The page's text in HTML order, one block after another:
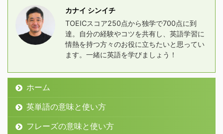
カナイ シンイチ
TOEICスコア250点から独学で700点に到
達。自分の経験やコツを共有し、英語学習に
情熱を持つ方々のお役に立ちたいと思ってい
ます。一緒に英語を学びましょう！
ホーム
英単語の意味と使い方
フレーズの意味と使い方